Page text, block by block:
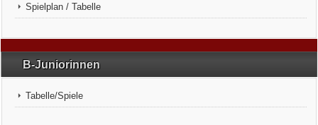
Links
Kalender
Galerie
Spielplan / Tabelle
B-Juniorinnen
Tabelle/Spiele